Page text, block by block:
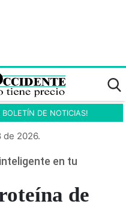
BOLETÍN DE NOTICIAS!
de 2026.
en tu
de